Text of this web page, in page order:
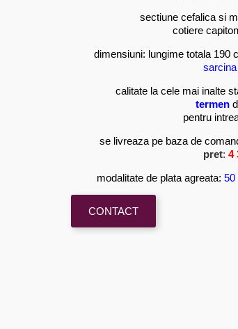
sectiune cefalica si
cotiere
dimensiuni: lungime totala 190
calitate la cele mai inalte
termen
pentru
se livreaza pe baza de
pret: 4
modalitate de plata agreata: 50
CONTACT